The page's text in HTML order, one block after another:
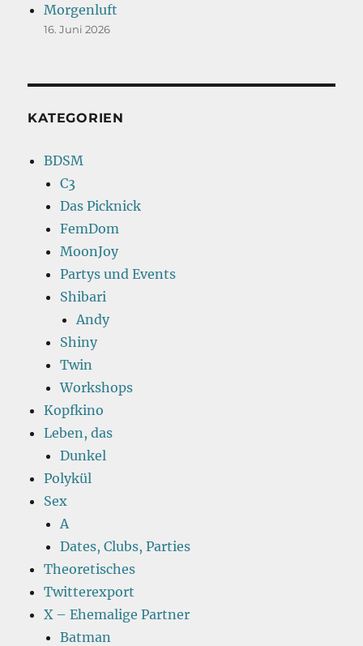
Morgenluft
16. Juni 2026
KATEGORIEN
BDSM
C3
Das Picknick
FemDom
MoonJoy
Partys und Events
Shibari
Andy
Shiny
Twin
Workshops
Kopfkino
Leben, das
Dunkel
Polykül
Sex
A
Dates, Clubs, Parties
Theoretisches
Twitterexport
X – Ehemalige Partner
Batman